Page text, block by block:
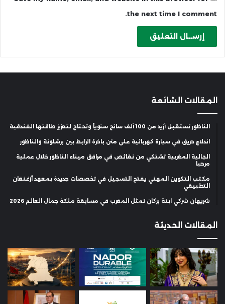
the next time I comment.
المقالات الشائعة
الناظور تستقبل أزيد من 100 ألف سائح سنوياً وتحتاج لتعزيز طاقتها الفندقية
اندلاع حريق في سيارة كهربائية على متن باخرة الرابط بين برشلونة والناظور
الجالية المغربية تشتكي من نقائص في مرافق ميناء الناظور خلال عملية
مرحبا
مكتب التكوين المهني يفتح التسجيل في تخصصات جديدة بمعهد أزغنغان
التطبيقي
شريهان شركي ابنة بركان تمثل المغرب في مسابقة ملكة جمال العالم 2026
المقالات الحديثة